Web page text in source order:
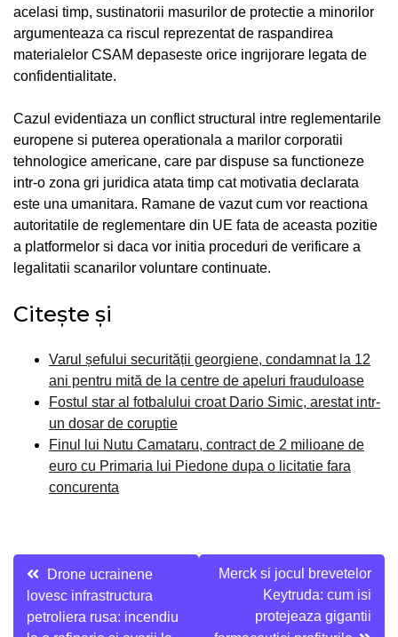
acelasi timp, sustinatorii masurilor de protectie a minorilor
argumenteaza ca riscul reprezentat de raspandirea
materialelor CSAM depaseste orice ingrijorare legata de
confidentialitate.
Cazul evidentiaza un conflict structural intre reglementarile
europene si puterea operationala a marilor corporatii
tehnologice americane, care par dispuse sa functioneze
intr-o zona gri juridica atata timp cat motivatia declarata
este una umanitara. Ramane de vazut cum vor reactiona
autoritatile de reglementare din UE fata de aceasta pozitie
a platformelor si daca vor initia proceduri de verificare a
legalitatii scanarilor voluntare continuate.
Citește și
Varul șefului securității georgiene, condamnat la 12
ani pentru mită de la centre de apeluri frauduloase
Fostul star al fotbalului croat Dario Simic, arestat intr-
un dosar de coruptie
Finul lui Nutu Camataru, contract de 2 milioane de
euro cu Primaria lui Piedone dupa o licitatie fara
concurenta
Navigare
în
Drone ucrainene
lovesc infrastructura
petroliera rusa: incendiu
Merck si jocul brevetelor
Keytruda: cum isi
protejeaza gigantii